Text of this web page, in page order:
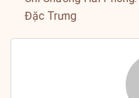
Đặc Trưng